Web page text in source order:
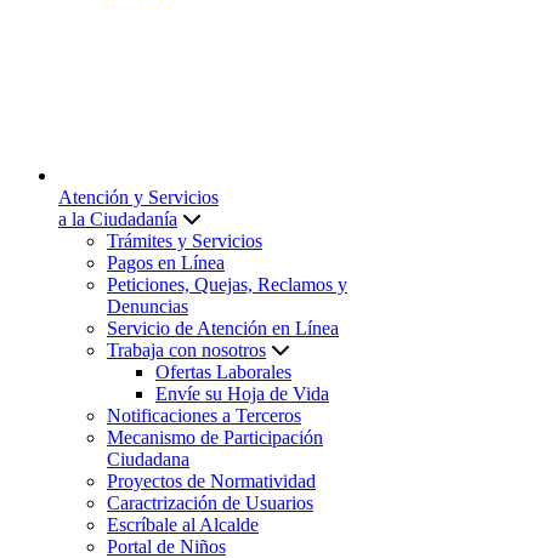
Atención y Servicios
a la Ciudadanía
Trámites y Servicios
Pagos en Línea
Peticiones, Quejas, Reclamos y
Denuncias
Servicio de Atención en Línea
Trabaja con nosotros
Ofertas Laborales
Envíe su Hoja de Vida
Notificaciones a Terceros
Mecanismo de Participación
Ciudadana
Proyectos de Normatividad
Caractrización de Usuarios
Escríbale al Alcalde
Portal de Niños